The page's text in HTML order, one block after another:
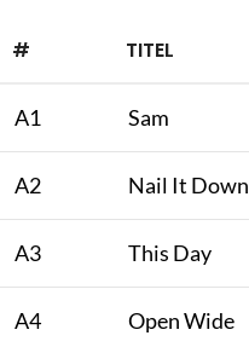
# TITEL
A1 Sam
A2 Nail It Down
A3 This Day
A4 Open Wide